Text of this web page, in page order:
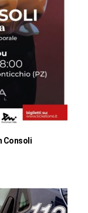
Consoli